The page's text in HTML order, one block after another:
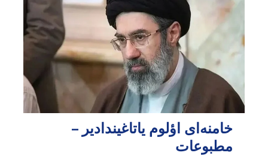
خامنه‌ای اؤلوم یاتاغیندادیر –
مطبوعات